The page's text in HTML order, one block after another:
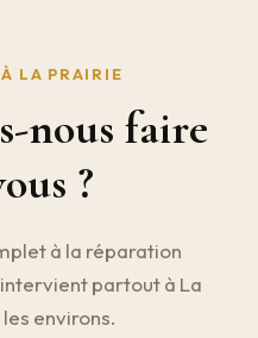
LA PRAIRIE
nous faire
?
à la réparation
partout à La
environs.